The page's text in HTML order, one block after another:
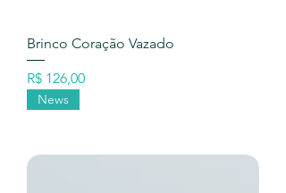
Brinco Coração Vazado
Preço
R$ 126,00
News